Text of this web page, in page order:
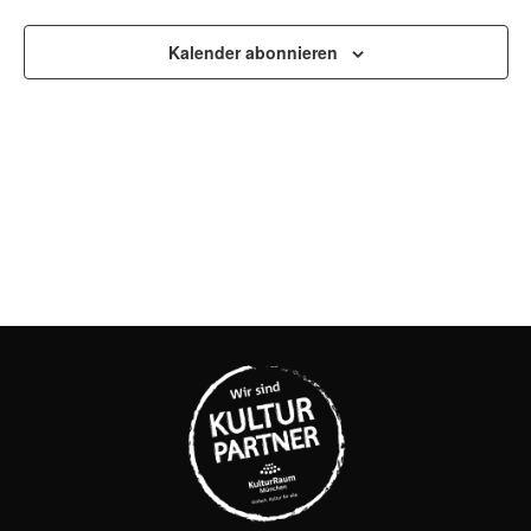
UND
Kalender abonnieren